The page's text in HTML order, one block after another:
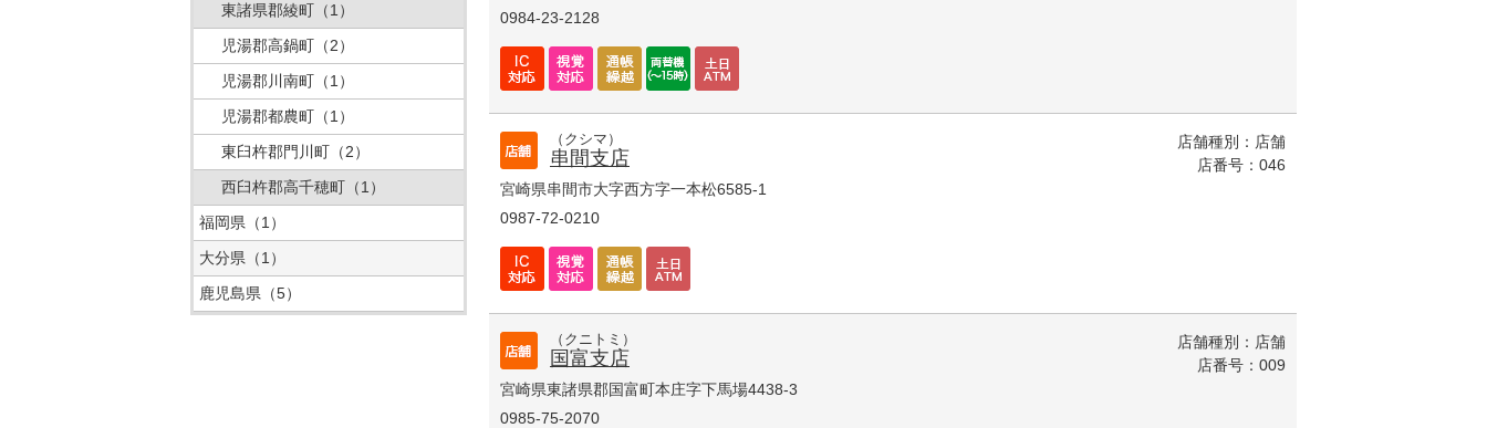
0984-23-2128
（クシマ）
串間支店
宮崎県串間市大字西方字一本松6585-1
0987-72-0210
店舗種別：店舗
店番号：046
（クニトミ）
国富支店
宮崎県東諸県郡国富町本庄字下馬場4438-3
0985-75-2070
店舗種別：店舗
店番号：009
東諸県郡綾町 （1）
児湯郡高鍋町 （2）
児湯郡川南町 （1）
児湯郡都農町 （1）
東臼杵郡門川町 （2）
西臼杵郡高千穂町 （1）
福岡県 （1）
大分県 （1）
鹿児島県 （5）